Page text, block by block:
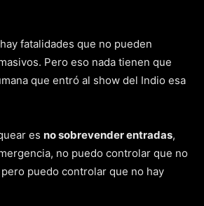
fatalidades que no pueden
Pero eso nada tienen que
que entró al show del Indio esa
es no sobrevender entradas,
no puedo controlar que no
puedo controlar que no hay